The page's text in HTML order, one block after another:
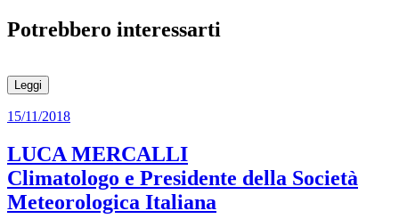
Potrebbero interessarti
Leggi
15/11/2018
LUCA MERCALLI
Climatologo e Presidente della Società
Meteorologica Italiana